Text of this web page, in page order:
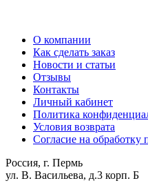
О компании
Как сделать заказ
Новости и статьи
Отзывы
Контакты
Личный кабинет
Политика
Условия возврата
Согласие на
Россия, г. Пермь
ул. В. Васильева, д.3 корп. Б